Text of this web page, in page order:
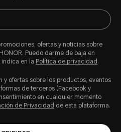
ofertas y noticias sobre
Puedo darme de baja en
en la Política de privacidad .
y ofertas sobre los productos, eventos
de terceros (Facebook y
en cualquier momento
de Privacidad de esta plataforma.